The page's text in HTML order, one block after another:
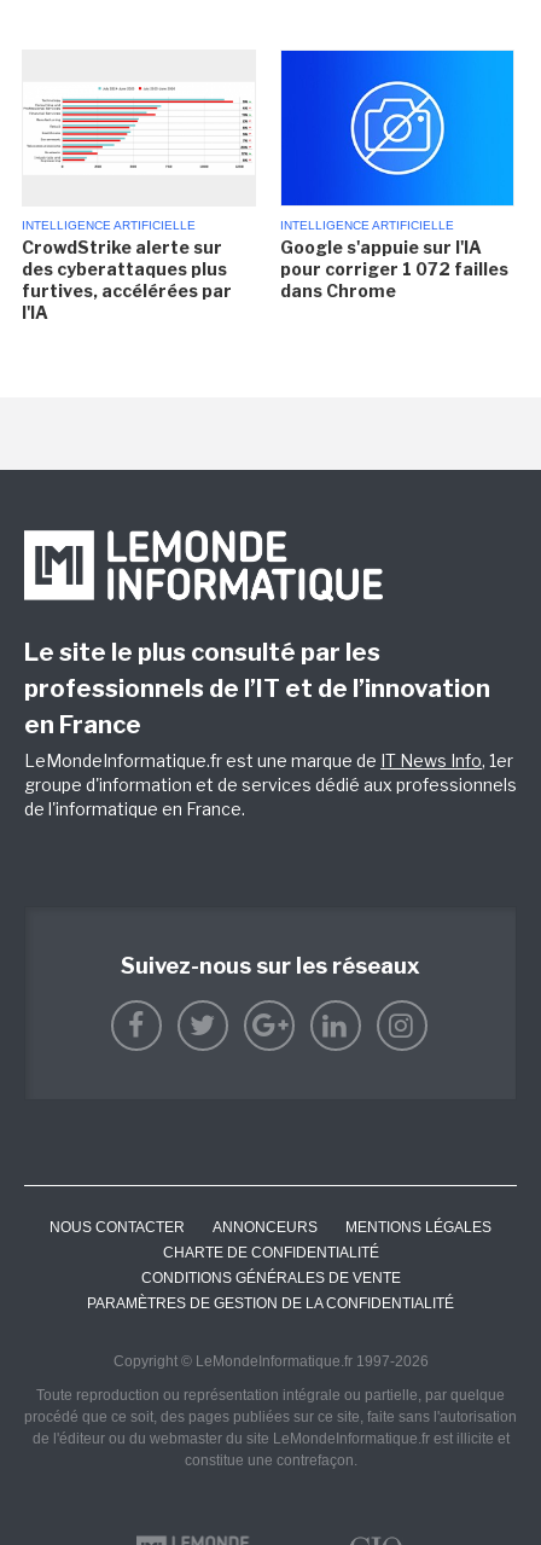
INTELLIGENCE ARTIFICIELLE
CrowdStrike alerte sur
des cyberattaques plus
furtives, accélérées par
l'IA
INTELLIGENCE ARTIFICIELLE
Google s'appuie sur l'IA
pour corriger 1 072 failles
dans Chrome
Le site le plus consulté par les
professionnels de l’IT et de l’innovation
en France
LeMondeInformatique.fr est une marque de IT News Info, 1er
groupe d'information et de services dédié aux professionnels
de l'informatique en France.
Suivez-nous sur les réseaux
NOUS CONTACTER ANNONCEURS
MENTIONS LÉGALES
CHARTE DE CONFIDENTIALITÉ
CONDITIONS GÉNÉRALES DE VENTE
PARAMÈTRES DE GESTION DE LA CONFIDENTIALITÉ
Copyright © LeMondeInformatique.fr 1997-2026
Toute reproduction ou représentation intégrale ou partielle, par quelque
procédé que ce soit, des pages publiées sur ce site, faite sans l'autorisation
de l'éditeur ou du webmaster du site LeMondeInformatique.fr est illicite et
constitue une contrefaçon.